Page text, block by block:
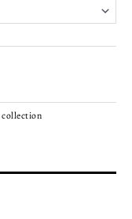
collection